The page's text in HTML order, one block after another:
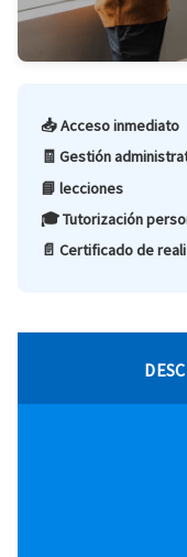
📥 Acceso inmediato
🧾 Gestión
📘 lecciones
🎓 Tutorización
📄 Certificado de